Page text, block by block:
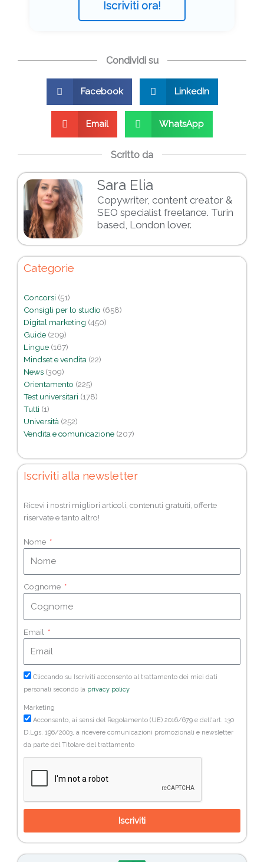
Iscriviti ora!
Condividi su
Facebook LinkedIn
Email WhatsApp
Scritto da
Sara Elia
Copywriter, content creator &
SEO specialist freelance. Turin
based, London lover.
Categorie
Concorsi (51)
Consigli per lo studio (658)
Digital marketing (450)
Guide (209)
Lingue (167)
Mindset e vendita (22)
News (309)
Orientamento (225)
Test universitari (178)
Tutti (1)
Università (252)
Vendita e comunicazione (207)
Iscriviti alla newsletter
Ricevi i nostri migliori articoli, contenuti gratuiti, offerte
riservate e tanto altro!
Nome
Cognome
Email
Cliccando su Iscriviti acconsento al trattamento dei miei dati
personali secondo la privacy policy
Marketing
Acconsento, ai sensi del Regolamento (UE) 2016/679 e dell'art. 130
D.Lgs. 196/2003, a ricevere comunicazioni promozionali e newsletter
da parte del Titolare del trattamento
Iscriviti